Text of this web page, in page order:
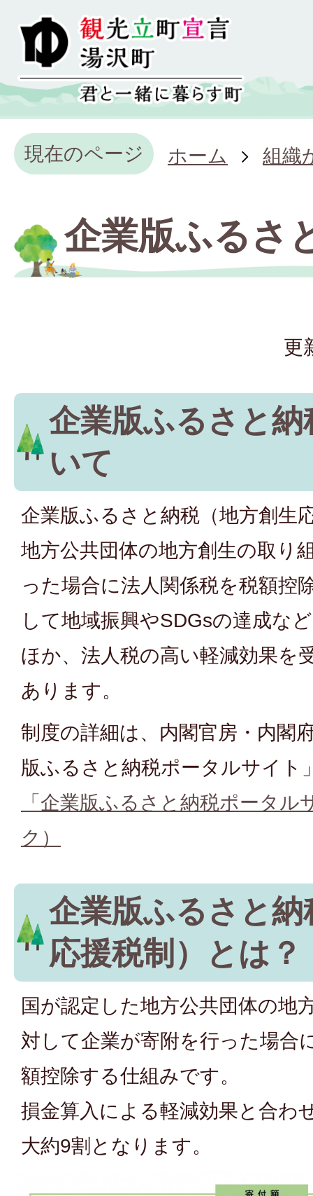
現在のページ ホーム 組織
企業版ふるさ
更
企業版ふるさと
いて
企業版ふるさと納税（地方創生
地方公共団体の地方創生の取り
った場合に法人関係税を税額控
して地域振興やSDGsの達成な
ほか、法人税の高い軽減効果を
あります。
制度の詳細は、内閣官房・内閣
版ふるさと納税ポータルサイト
「企業版ふるさと納税ポータル
ク）
企業版ふるさと
応援税制）とは？
国が認定した地方公共団体の地
対して企業が寄附を行った場合
額控除する仕組みです。
損金算入による軽減効果と合わ
大約9割となります。